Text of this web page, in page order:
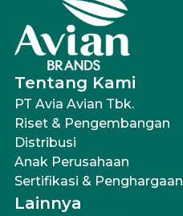
Tentang Kami
PT Avia Avian Tbk.
Riset & Pengembangan
Distribusi
Anak Perusahaan
Sertifikasi & Penghargaan
Lainnya